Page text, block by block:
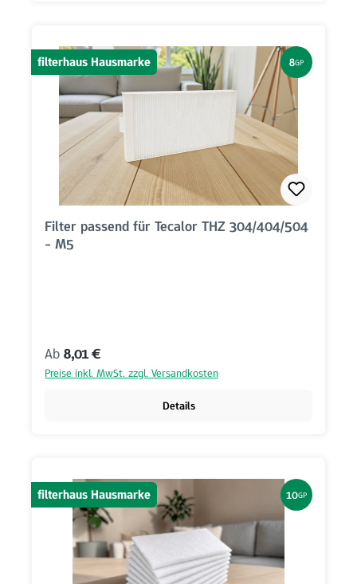
filterhaus Hausmarke 8GP
Filter passend für Tecalor THZ 304/404/504
- M5
Regulärer Preis:
Ab 8,01 €
Preise inkl. MwSt. zzgl. Versandkosten
Details
filterhaus Hausmarke 10GP